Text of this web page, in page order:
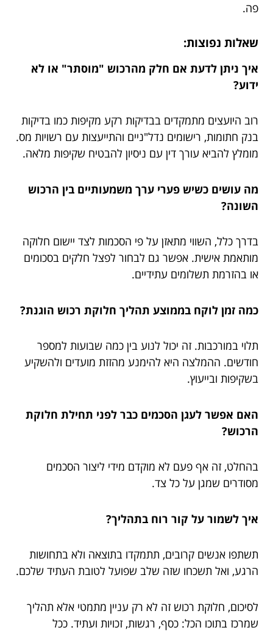
פה.
שאלות נפוצות:
איך ניתן לדעת אם חלק מהרכוש "מוסתר" או לא
ידוע?
רוב היועצים מתמקדים בבדיקות רקע מקיפות כמו בדיקות
בנק חתומות, רישומים נדל"ניים והתייעצות עם רשויות מס.
מומלץ להביא עורך דין עם ניסיון להבטיח שקיפות מלאה.
מה עושים כשיש פערי ערך משמעותיים בין הרכוש
השונה?
בדרך כלל, השווי מתאזן על פי הסכמות לצד יישום חלוקה
מותאמת אישית. אפשר גם לבחור לפצל חלקים בסכומים
או בהזרמת תשלומים עתידיים.
כמה זמן לוקח בממוצע תהליך חלוקת רכוש הוגנת?
תלוי במורכבות. זה יכול לנוע בין כמה שבועות למספר
חודשים. ההמלצה היא להימנע מהזזת מועדים ולהשקיע
בשקיפות ובייעוץ.
האם אפשר לעגן הסכמים כבר לפני תחילת חלוקת
הרכוש?
בהחלט, זה אף פעם לא מוקדם מידי ליצור הסכמים
מסודרים שמגן על כל צד.
איך לשמור על קור רוח בתהליך?
תשתפו אנשים קרובים, תתמקדו בתוצאה ולא בתחושות
הרגע, ואל תשכחו שזה שלב שפועל לטובת העתיד שלכם.
לסיכום, חלוקת רכוש זה לא רק עניין מתמטי אלא תהליך
שמרכז בתוכו הכל: כסף, רגשות, זכויות ועתיד. ככל